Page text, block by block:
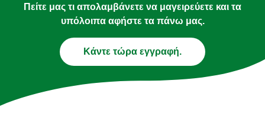
Πείτε μας τι απολαμβάνετε να μαγειρεύετε και τα
υπόλοιπα αφήστε τα πάνω μας.
Κάντε τώρα εγγραφή.